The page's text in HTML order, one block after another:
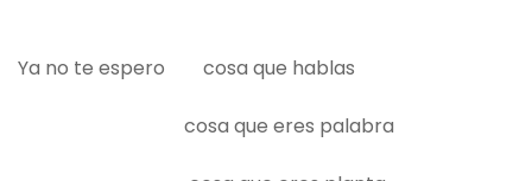
Ya no te espero cosa que hablas
cosa que eres palabra